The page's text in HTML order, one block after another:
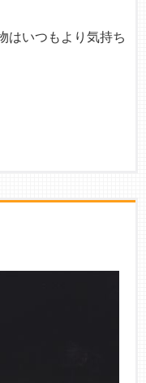
はいつもより気持ち